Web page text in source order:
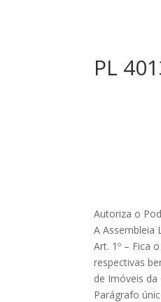
PL
Autoriza o
A Assembleia
Art. 1º – Fica
respectivas
de Imóveis da
Parágrafo